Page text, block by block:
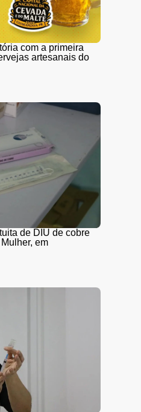
com a primeira
artesanais do
de DIU de cobre
em